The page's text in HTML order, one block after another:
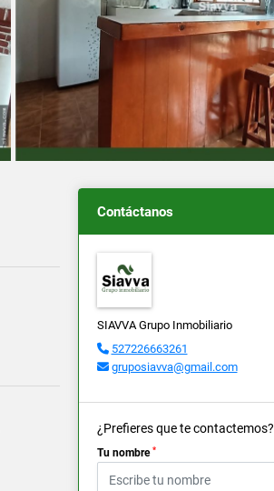
Contáctanos
SIAVVA Grupo Inmobiliario
527226663261
gruposiavva@gmail.com
¿Prefieres que te contactemos?
Tu nombre *